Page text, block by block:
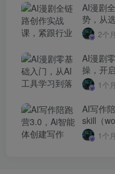
AI漫剧
势，从
质作品
2个
AI漫剧
操，开
1个
AI写作
skill（
式），
号）
1个